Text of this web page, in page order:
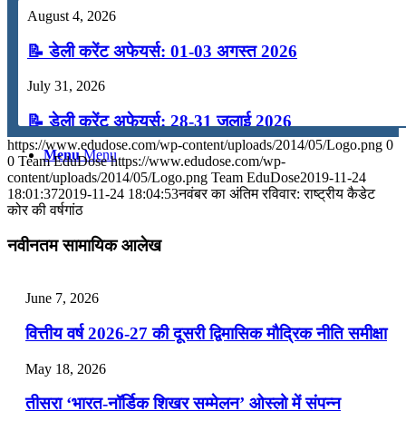
मॉक टेस्ट
Menu Menu
August 4, 2026
📝 डेली करेंट अफेयर्स: 01-03 अगस्त 2026
July 31, 2026
📝 डेली करेंट अफेयर्स: 28-31 जुलाई 2026
July 28, 2026
📝 डेली करेंट अफेयर्स: 25-27 जुलाई 2026
July 22, 2026
📝 डेली करेंट अफेयर्स: 19-21 जुलाई 2026
July 19, 2026
📝 डेली करेंट अफेयर्स: 16-18 जुलाई 2026
https://www.edudose.com/wp-content/uploads/2014/05/Logo.png 0
0 Team EduDose https://www.edudose.com/wp-
content/uploads/2014/05/Logo.png Team EduDose2019-11-24
18:01:372019-11-24 18:04:53नवंबर का अंतिम रविवार: राष्ट्रीय कैडेट
कोर की वर्षगांठ
नवीनतम सामायिक आलेख
June 7, 2026
वित्तीय वर्ष 2026-27 की दूसरी द्विमासिक मौद्रिक नीति समीक्षा
May 18, 2026
तीसरा ‘भारत-नॉर्डिक शिखर सम्मेलन’ ओस्लो में संपन्न